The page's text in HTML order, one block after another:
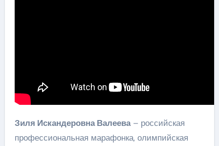
Зиля Искандеровна Валеева– российская
профессиональная марафонка, олимпийская